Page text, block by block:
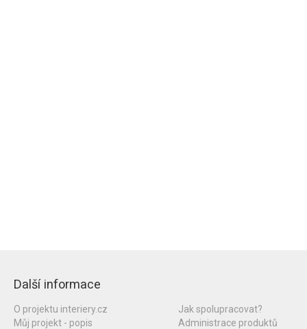
Další informace
O projektu interiery.cz
Můj projekt - popis
Jak spolupracovat?
Administrace produktů